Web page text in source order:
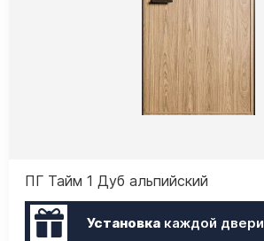
ПГ Тайм 1 Дуб альпийский
Установкакаждой двери